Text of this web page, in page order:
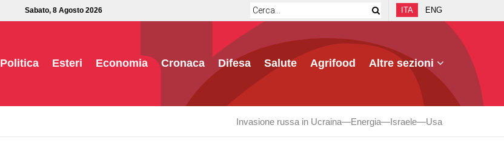
Sabato, 8 Agosto 2026 ITA ENG
Politica Esteri Economia Cronaca Difesa Salute Agrifood Altre sezioni
Invasione russa in Ucraina Energia Israele Usa